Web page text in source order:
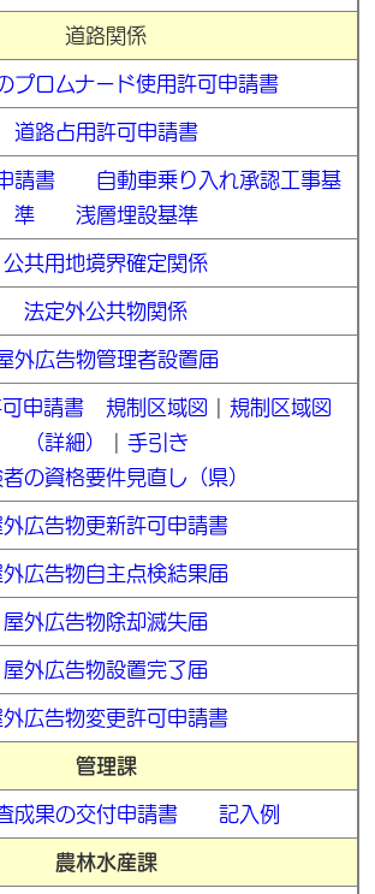
道路関係
プロムナード使用許可申請書
道路占用許可申請書
請書
自動車乗り入れ承認工事基
準
浅層埋設基準
公共用地境界確定関係
法定外公共物関係
外広告物管理者設置届
申請書 規制区域図
規制区域図
（詳細）
手引き
者の資格要件見直し（県）
外広告物更新許可申請書
外広告物自主点検結果届
屋外広告物除却滅失届
屋外広告物設置完了届
外広告物変更許可申請書
管理課
成果の交付申請書 記入例
農林水産課